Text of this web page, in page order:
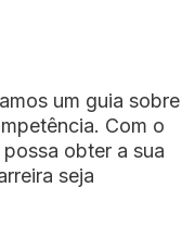
um guia sobre
Com o
obter a sua
seja